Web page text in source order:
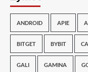
ANDROID APIE
BITGET BYBIT
GALI GAMINA